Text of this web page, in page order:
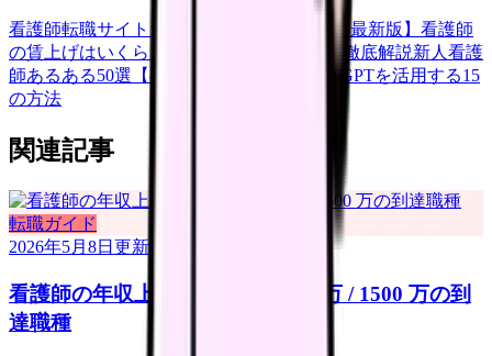
看護師転職サイトランキングTOP5【2026年最新版】 看護師
の賃上げはいくら？2026年度の最新情報を徹底解説新人看護
師あるある50選【共感必至】
看護師がChatGPTを活用する15
の方法
関連記事
転職ガイド
2026年5月8日 更新
看護師の年収上限｜800 万 / 1000 万 / 1500 万の到
達職種